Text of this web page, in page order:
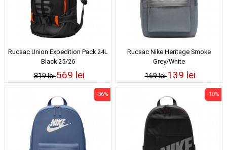
Rucsac Union Expedition Pack 24L
Black 25/26
819 lei569 lei
Rucsac Nike Heritage Smoke
Grey/White
169 lei139 lei
-36% -10%